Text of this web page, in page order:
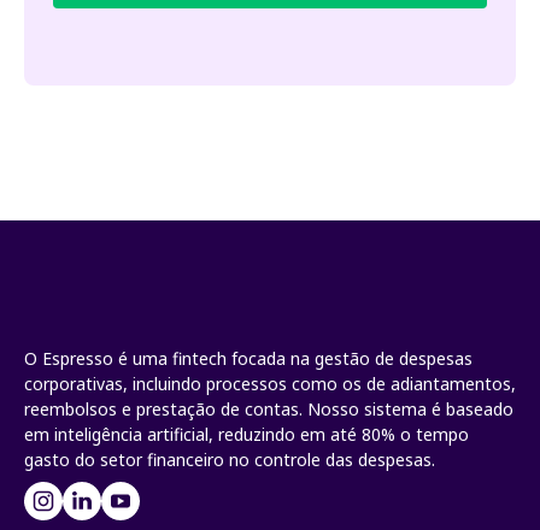
O Espresso é uma fintech focada na gestão de despesas
corporativas, incluindo processos como os de adiantamentos,
reembolsos e prestação de contas. Nosso sistema é baseado
em inteligência artificial, reduzindo em até 80% o tempo
gasto do setor financeiro no controle das despesas.